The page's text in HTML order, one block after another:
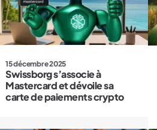
15 décembre 2025
Swissborg s’associe à
Mastercard et dévoile sa
carte de paiements crypto